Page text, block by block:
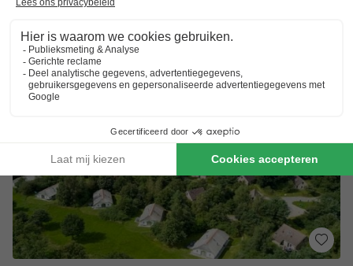
Van 13 tot 16 nov, 3 nachten, Vanaf
Bekijk alle accommodaties (11)